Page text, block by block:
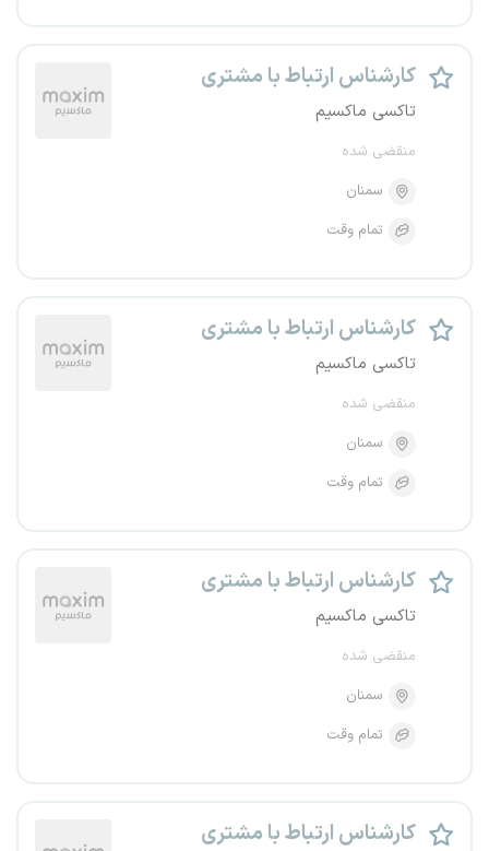
کارشناس ارتباط با مشتری
تاکسی ماکسیم
منقضی شده
سمنان
تمام وقت
کارشناس ارتباط با مشتری
تاکسی ماکسیم
منقضی شده
سمنان
تمام وقت
کارشناس ارتباط با مشتری
تاکسی ماکسیم
منقضی شده
سمنان
تمام وقت
کارشناس ارتباط با مشتری